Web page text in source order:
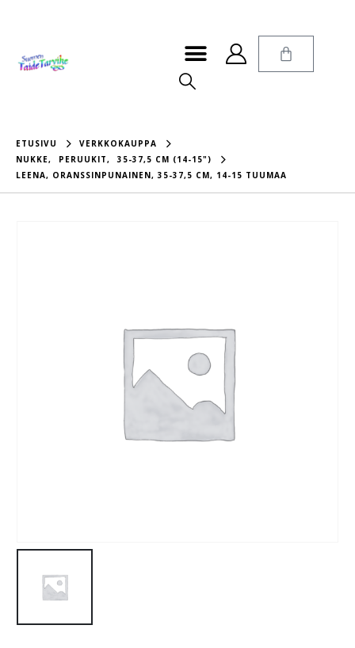
ETUSIVU
VERKKOKAUPPA
NUKKE, PERUUKIT,
35-37,5 CM (14-15")
LEENA, ORANSSINPUNAINEN, 35-37,5 CM, 14-15 TUUMAA